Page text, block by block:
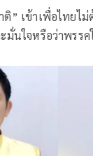
” เข้าเพื่อไทยไม่
ะมั่นใจหรือว่าพรร